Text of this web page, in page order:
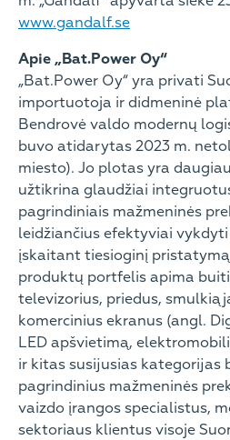
www.gandalf.se
Apie „Bat.Power Oy“
„Bat.Power Oy“ yra privati
importuotoja ir didmeninė
Bendrovė valdo modernų
buvo atidarytas 2023 m.
miesto). Jo plotas yra
užtikrina glaudžiai
pagrindiniais mažmeninės
leidžiančius efektyviai
įskaitant tiesioginį
produktų portfelis apima
televizorius, priedus,
komercinius ekranus (angl.
LED apšvietimą,
ir kitas susijusias kategorijas
pagrindinius mažmeninės
vaizdo įrangos specialistus,
sektoriaus klientus visoje